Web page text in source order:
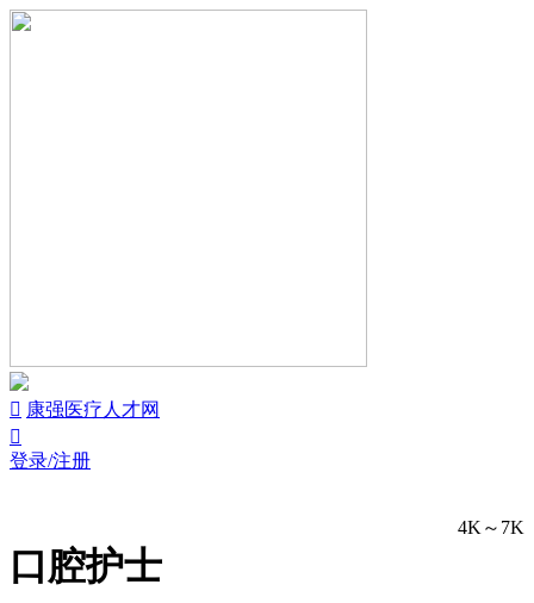
 康强医疗人才网

登录/注册
口腔护士
4K～7K